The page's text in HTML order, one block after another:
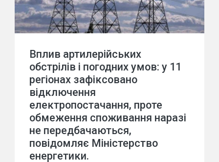
Вплив артилерійських
обстрілів і погодних умов: у 11
регіонах зафіксовано
відключення
електропостачання, проте
обмеження споживання наразі
не передбачаються,
повідомляє Міністерство
енергетики.